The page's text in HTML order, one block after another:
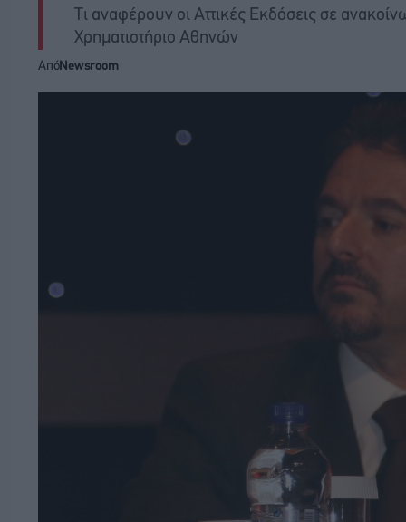
Τι αναφέρουν οι Αττικές Εκδόσεις σε
Χρηματιστήριο Αθηνών
ΑπόNewsroom